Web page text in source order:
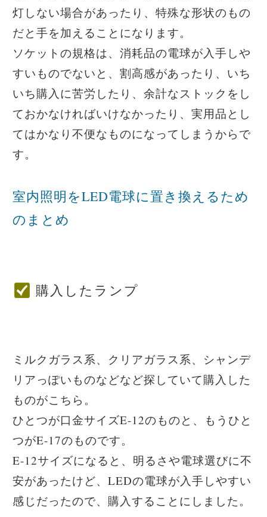
灯しない場合があったり、特殊な形状のもの
だと手を加えることになります。
ソケットの規格は、消耗品の電球が入手しや
すいものでないと、割高感があったり、いち
いち購入に苦労したり、余計なストックをし
ておかなければいけなかったり、実用品とし
てはかなり不便なものになってしまうからで
す。
室内照明をLED電球に置き換えるため
のまとめ
購入したランプ
ミルクガラス系、クリアガラス系、シャンデ
リアっぽいものなどなど探していて購入した
ものがこちら。
ひとつが口金サイズE-12のものと、もうひと
つがE-17のものです。
E-12サイズになると、明るさや電球選びに不
安があったけど、LEDの電球が入手しやすい
感じだったので、購入することにしました。